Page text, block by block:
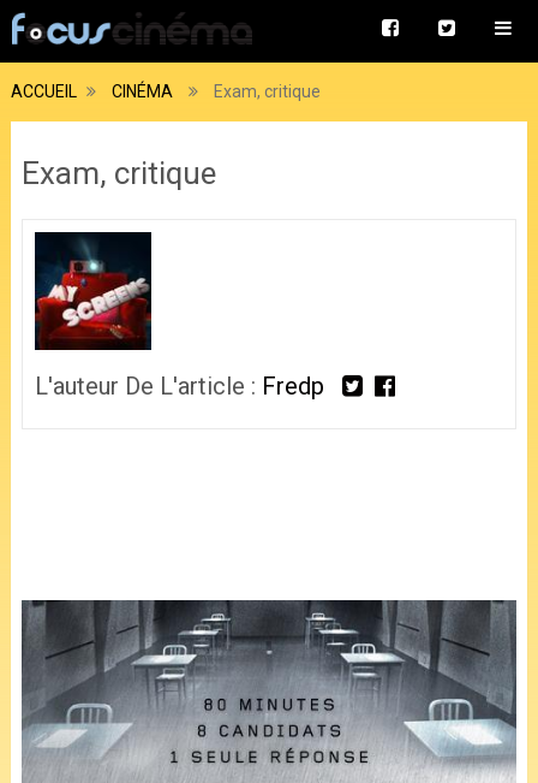
ACCUEIL CINÉMA Exam, critique
Exam, critique
L'auteur De L'article : Fredp